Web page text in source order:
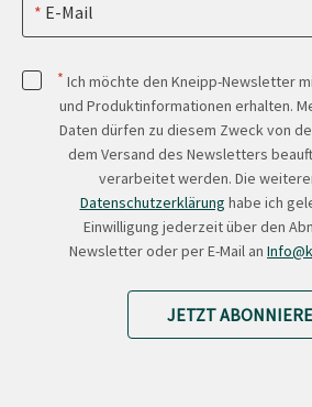
E-Mail
* Ich möchte den Kneipp-Newsletter
und Produktinformationen erhalten.
Daten dürfen zu diesem Zweck von
dem Versand des Newsletters
verarbeitet werden. Die
Datenschutzerklärung habe ich
Einwilligung jederzeit über den
Newsletter oder per E-Mail an
JETZT